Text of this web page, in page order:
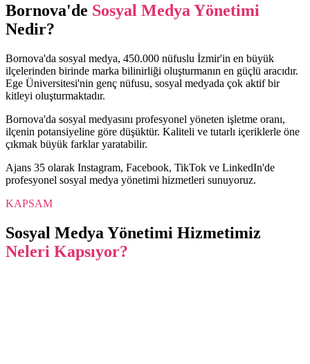
Bornova'de Sosyal Medya Yönetimi
Nedir?
Bornova'da sosyal medya, 450.000 nüfuslu İzmir'in en büyük
ilçelerinden birinde marka bilinirliği oluşturmanın en güçlü aracıdır.
Ege Üniversitesi'nin genç nüfusu, sosyal medyada çok aktif bir
kitleyi oluşturmaktadır.
Bornova'da sosyal medyasını profesyonel yöneten işletme oranı,
ilçenin potansiyeline göre düşüktür. Kaliteli ve tutarlı içeriklerle öne
çıkmak büyük farklar yaratabilir.
Ajans 35 olarak Instagram, Facebook, TikTok ve LinkedIn'de
profesyonel sosyal medya yönetimi hizmetleri sunuyoruz.
KAPSAM
Sosyal Medya Yönetimi Hizmetimiz
Neleri Kapsıyor?